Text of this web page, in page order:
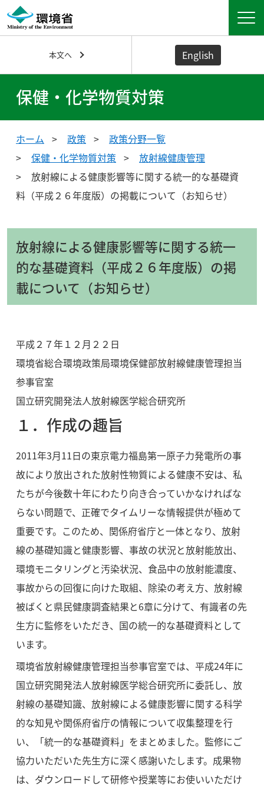
本文へ English
保健・化学物質対策
ホーム 政策
政策分野一覧
保健・化学物質対策
放射線健康管理
放射線による健康影響等に関する統一的な基礎資
料（平成２６年度版）の掲載について（お知らせ）
放射線による健康影響等に関する統一
的な基礎資料（平成２６年度版）の掲
載について（お知らせ）
平成２７年１２月２２日
環境省総合環境政策局環境保健部放射線健康管理担当
参事官室
国立研究開発法人放射線医学総合研究所
１．作成の趣旨
2011年3月11日の東京電力福島第一原子力発電所の事
故により放出された放射性物質による健康不安は、私
たちが今後数十年にわたり向き合っていかなければな
らない問題で、正確でタイムリーな情報提供が極めて
重要です。このため、関係府省庁と一体となり、放射
線の基礎知識と健康影響、事故の状況と放射能放出、
環境モニタリングと汚染状況、食品中の放射能濃度、
事故からの回復に向けた取組、除染の考え方、放射線
被ばくと県民健康調査結果と6章に分けて、有識者の先
生方に監修をいただき、国の統一的な基礎資料として
います。
環境省放射線健康管理担当参事官室では、平成24年に
国立研究開発法人放射線医学総合研究所に委託し、放
射線の基礎知識、放射線による健康影響に関する科学
的な知見や関係府省庁の情報について収集整理を行
い、「統一的な基礎資料」をまとめました。監修にご
協力いただいた先生方に深く感謝いたします。成果物
は、ダウンロードして研修や授業等にお使いいただけ